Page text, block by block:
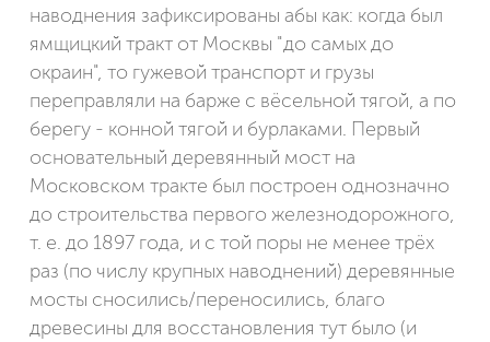
наводнения зафиксированы абы как: когда был
ямщицкий тракт от Москвы "до самых до
окраин", то гужевой транспорт и грузы
переправляли на барже с вёсельной тягой, а по
берегу - конной тягой и бурлаками. Первый
основательный деревянный мост на
Московском тракте был построен однозначно
до строительства первого железнодорожного,
т. е. до 1897 года, и с той поры не менее трёх
раз (по числу крупных наводнений) деревянные
мосты сносились/переносились, благо
древесины для восстановления тут было (и